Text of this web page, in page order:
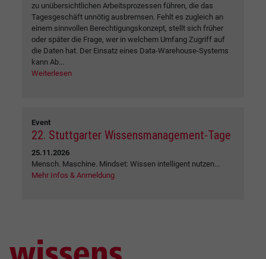
zu unübersichtlichen Arbeitsprozessen führen, die das
Tagesgeschäft unnötig ausbremsen. Fehlt es zugleich an
einem sinnvollen Berechtigungskonzept, stellt sich früher
oder später die Frage, wer in welchem Umfang Zugriff auf
die Daten hat. Der Einsatz eines Data-Warehouse-Systems
kann Ab...
Weiterlesen
Event
22. Stuttgarter Wissensmanagement-Tage
25.11.2026
Mensch. Maschine. Mindset: Wissen intelligent nutzen...
Mehr Infos & Anmeldung